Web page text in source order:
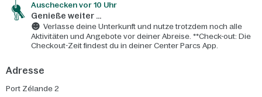
Auschecken vor 10 Uhr
Genieße weiter ...
Verlasse deine Unterkunft und nutze trotzdem noch alle
Aktivitäten und Angebote vor deiner Abreise. **Check-out: Die
Checkout-Zeit findest du in deiner Center Parcs App.
Adresse
Port Zélande 2